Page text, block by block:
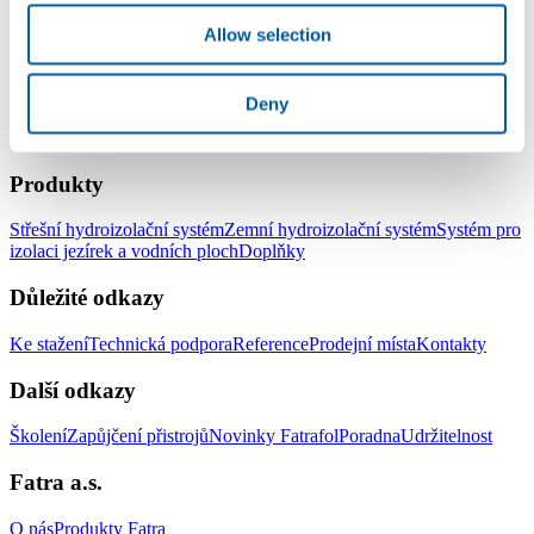
Allow selection
Deny
LinkedIn Facebook YouTube Instagram
Produkty
Střešní hydroizolační systémZemní hydroizolační systémSystém pro
izolaci jezírek a vodních plochDoplňky
Důležité odkazy
Ke staženíTechnická podporaReferenceProdejní místaKontakty
Další odkazy
ŠkoleníZapůjčení přistrojůNovinky FatrafolPoradnaUdržitelnost
Fatra a.s.
O násProdukty Fatra